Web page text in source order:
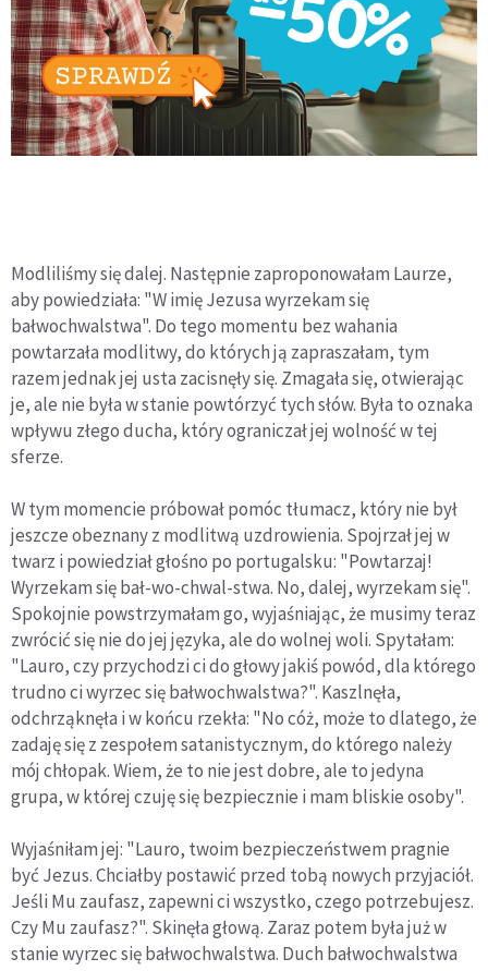
Modliliśmy się dalej. Następnie zaproponowałam Laurze,
aby powiedziała: "W imię Jezusa wyrzekam się
bałwochwalstwa". Do tego momentu bez wahania
powtarzała modlitwy, do których ją zapraszałam, tym
razem jednak jej usta zacisnęły się. Zmagała się, otwierając
je, ale nie była w stanie powtórzyć tych słów. Była to oznaka
wpływu złego ducha, który ograniczał jej wolność w tej
sferze.
W tym momencie próbował pomóc tłumacz, który nie był
jeszcze obeznany z modlitwą uzdrowienia. Spojrzał jej w
twarz i powiedział głośno po portugalsku: "Powtarzaj!
Wyrzekam się bał-wo-chwal-stwa. No, dalej, wyrzekam się".
Spokojnie powstrzymałam go, wyjaśniając, że musimy teraz
zwrócić się nie do jej języka, ale do wolnej woli. Spytałam:
"Lauro, czy przychodzi ci do głowy jakiś powód, dla którego
trudno ci wyrzec się bałwochwalstwa?". Kaszlnęła,
odchrząknęła i w końcu rzekła: "No cóż, może to dlatego, że
zadaję się z zespołem satanistycznym, do którego należy
mój chłopak. Wiem, że to nie jest dobre, ale to jedyna
grupa, w której czuję się bezpiecznie i mam bliskie osoby".
Wyjaśniłam jej: "Lauro, twoim bezpieczeństwem pragnie
być Jezus. Chciałby postawić przed tobą nowych przyjaciół.
Jeśli Mu zaufasz, zapewni ci wszystko, czego potrzebujesz.
Czy Mu zaufasz?". Skinęła głową. Zaraz potem była już w
stanie wyrzec się bałwochwalstwa. Duch bałwochwalstwa